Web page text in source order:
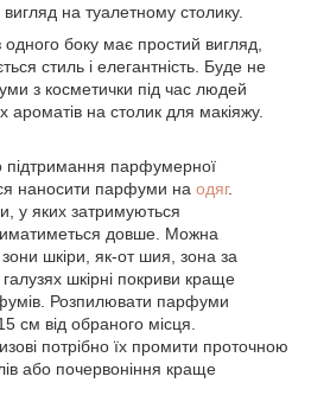
на туалетному столику.
боку має простий вигляд,
стиль і елегантність. Буде не
з косметички під час людей
ароматів на столик для макіяжу.
підтримання парфумерної
наносити парфуми на одяг.
у яких затримуються
довше. Можна
шкіри, як-от шия, зона за
шкірні покриви краще
Розпилювати парфуми
см від обраного місця.
потрібно їх промити проточною
або почервоніння краще